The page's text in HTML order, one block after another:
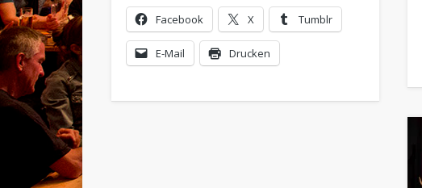
Facebook X Tumblr
E-Mail Drucken